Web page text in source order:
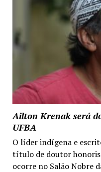
Ailton Krenak será
UFBA
O líder indígena e
título de doutor honoris
ocorre no Salão Nobre